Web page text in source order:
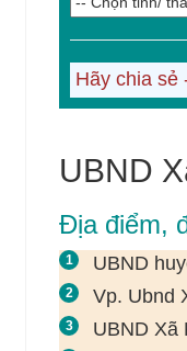
Hãy chia sẻ
UBND
Địa điểm,
UBND
Vp. Ubnd
UBND Xã